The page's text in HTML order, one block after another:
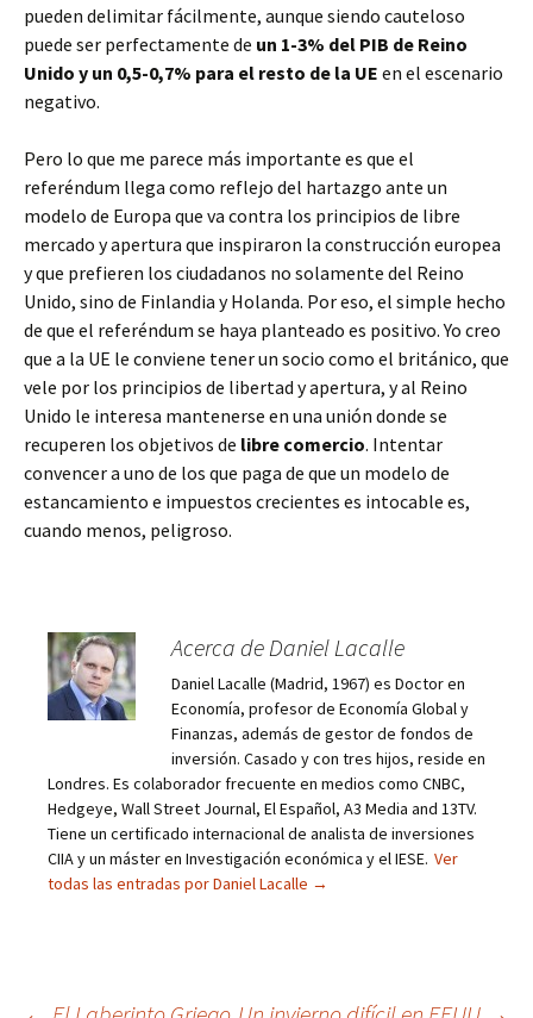
pueden delimitar fácilmente, aunque siendo cauteloso
puede ser perfectamente de un 1-3% del PIB de Reino
Unido y un 0,5-0,7% para el resto de la UE en el escenario
negativo.
Pero lo que me parece más importante es que el
referéndum llega como reflejo del hartazgo ante un
modelo de Europa que va contra los principios de libre
mercado y apertura que inspiraron la construcción europea
y que prefieren los ciudadanos no solamente del Reino
Unido, sino de Finlandia y Holanda. Por eso, el simple hecho
de que el referéndum se haya planteado es positivo. Yo creo
que a la UE le conviene tener un socio como el británico, que
vele por los principios de libertad y apertura, y al Reino
Unido le interesa mantenerse en una unión donde se
recuperen los objetivos de libre comercio. Intentar
convencer a uno de los que paga de que un modelo de
estancamiento e impuestos crecientes es intocable es,
cuando menos, peligroso.
Acerca de Daniel Lacalle
Daniel Lacalle (Madrid, 1967) es Doctor en
Economía, profesor de Economía Global y
Finanzas, además de gestor de fondos de
inversión. Casado y con tres hijos, reside en
Londres. Es colaborador frecuente en medios como CNBC,
Hedgeye, Wall Street Journal, El Español, A3 Media and 13TV.
Tiene un certificado internacional de analista de inversiones
CIIA y un máster en Investigación económica y el IESE. Ver
todas las entradas por Daniel Lacalle →